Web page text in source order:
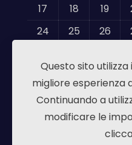
17
18 19
24
25 26
« Mag
Questo sito
migliore esperienza
Continuando a
modificare le